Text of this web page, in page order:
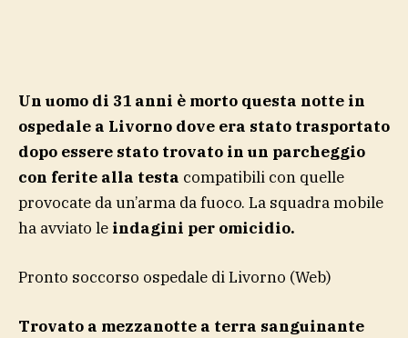
Un uomo di 31 anni è morto questa notte in
ospedale a Livorno dove era stato trasportato
dopo essere stato trovato in un parcheggio
con ferite alla testa compatibili con quelle
provocate da un’arma da fuoco. La squadra mobile
ha avviato le indagini per omicidio.
Pronto soccorso ospedale di Livorno (Web)
Trovato a mezzanotte a terra sanguinante